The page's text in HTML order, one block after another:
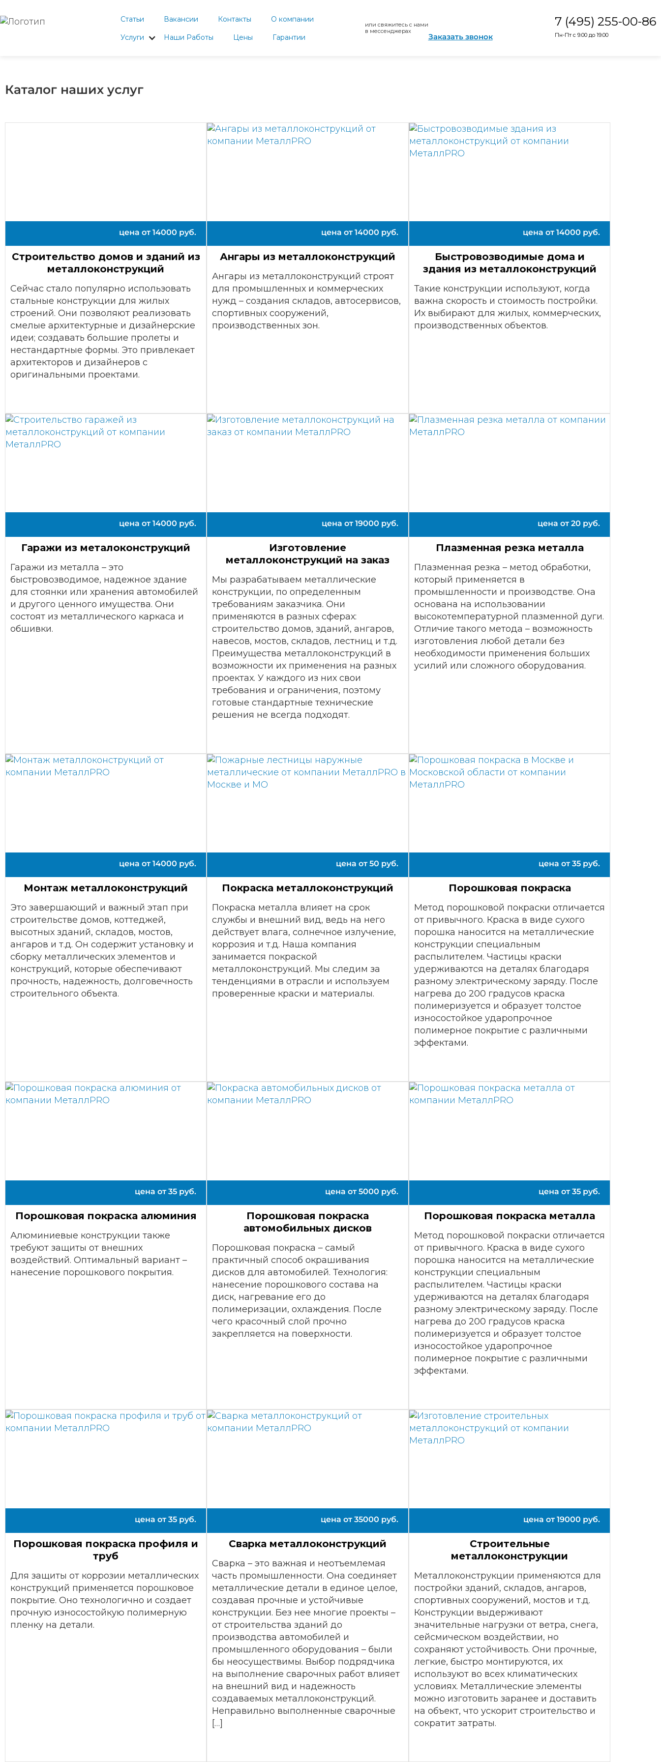
Статьи Вакансии Контакты О компании
Услуги Наши Работы Цены Гарантии
или свяжитесь с нами
в мессенджерах
Заказать звонок
7 (495) 255-00-86
Пн-Пт с 9.00 до 19.00
Каталог наших услуг
цена от14000 руб.
Строительство домов и зданий из
металлоконструкций
Сейчас стало популярно использовать
стальные конструкции для жилых
строений. Они позволяют реализовать
смелые архитектурные и дизайнерские
идеи; создавать большие пролеты и
нестандартные формы. Это привлекает
архитекторов и дизайнеров с
оригинальными проектами.
цена от14000 руб.
Ангары из металлоконструкций
Ангары из металлоконструкций строят
для промышленных и коммерческих
нужд – создания складов, автосервисов,
спортивных сооружений,
производственных зон.
цена от14000 руб.
Быстровозводимые дома и
здания из металлоконструкций
Такие конструкции используют, когда
важна скорость и стоимость постройки.
Их выбирают для жилых, коммерческих,
производственных объектов.
цена от14000 руб.
Гаражи из металоконструкций
Гаражи из металла – это
быстровозводимое, надежное здание
для стоянки или хранения автомобилей
и другого ценного имущества. Они
состоят из металлического каркаса и
обшивки.
цена от19000 руб.
Изготовление
металлоконструкций на заказ
Мы разрабатываем металлические
конструкции, по определенным
требованиям заказчика. Они
применяются в разных сферах:
строительство домов, зданий, ангаров,
навесов, мостов, складов, лестниц и т.д.
Преимущества металлоконструкций в
возможности их применения на разных
проектах. У каждого из них свои
требования и ограничения, поэтому
готовые стандартные технические
решения не всегда подходят.
цена от20 руб.
Плазменная резка металла
Плазменная резка – метод обработки,
который применяется в
промышленности и производстве. Она
основана на использовании
высокотемпературной плазменной дуги.
Отличие такого метода – возможность
изготовления любой детали без
необходимости применения больших
усилий или сложного оборудования.
цена от14000 руб.
Монтаж металлоконструкций
Это завершающий и важный этап при
строительстве домов, коттеджей,
высотных зданий, складов, мостов,
ангаров и т.д. Он содержит установку и
сборку металлических элементов и
конструкций, которые обеспечивают
прочность, надежность, долговечность
строительного объекта.
цена от50 руб.
Покраска металлоконструкций
Покраска металла влияет на срок
службы и внешний вид, ведь на него
действует влага, солнечное излучение,
коррозия и т.д. Наша компания
занимается покраской
металлоконструкций. Мы следим за
тенденциями в отрасли и используем
проверенные краски и материалы.
цена от35 руб.
Порошковая покраска
Метод порошковой покраски отличается
от привычного. Краска в виде сухого
порошка наносится на металлические
конструкции специальным
распылителем. Частицы краски
удерживаются на деталях благодаря
разному электрическому заряду. После
нагрева до 200 градусов краска
полимеризуется и образует толстое
износостойкое ударопрочное
полимерное покрытие с различными
эффектами.
цена от35 руб.
Порошковая покраска алюминия
Алюминиевые конструкции также
требуют защиты от внешних
воздействий. Оптимальный вариант –
нанесение порошкового покрытия.
цена от5000 руб.
Порошковая покраска
автомобильных дисков
Порошковая покраска – самый
практичный способ окрашивания
дисков для автомобилей. Технология:
нанесение порошкового состава на
диск, нагревание его до
полимеризации, охлаждения. После
чего красочный слой прочно
закрепляется на поверхности.
цена от35 руб.
Порошковая покраска металла
Метод порошковой покраски отличается
от привычного. Краска в виде сухого
порошка наносится на металлические
конструкции специальным
распылителем. Частицы краски
удерживаются на деталях благодаря
разному электрическому заряду. После
нагрева до 200 градусов краска
полимеризуется и образует толстое
износостойкое ударопрочное
полимерное покрытие с различными
эффектами.
цена от35 руб.
Порошковая покраска профиля и
труб
Для защиты от коррозии металлических
конструкций применяется порошковое
покрытие. Оно технологично и создает
прочную износостойкую полимерную
пленку на детали.
цена от35000 руб.
Сварка металлоконструкций
Сварка – это важная и неотъемлемая
часть промышленности. Она соединяет
металлические детали в единое целое,
создавая прочные и устойчивые
конструкции. Без нее многие проекты –
от строительства зданий до
производства автомобилей и
промышленного оборудования – были
бы неосуществимы. Выбор подрядчика
на выполнение сварочных работ влияет
на внешний вид и надежность
создаваемых металлоконструкций.
Неправильно выполненные сварочные
[…]
цена от19000 руб.
Строительные
металлоконструкции
Металлоконструкции применяются для
постройки зданий, складов, ангаров,
спортивных сооружений, мостов и т.д.
Конструкции выдерживают
значительные нагрузки от ветра, снега,
сейсмическом воздействии, но
сохраняют устойчивость. Они прочные,
легкие, быстро монтируются, их
используют во всех климатических
условиях. Металлические элементы
можно изготовить заранее и доставить
на объект, что ускорит строительство и
сократит затраты.